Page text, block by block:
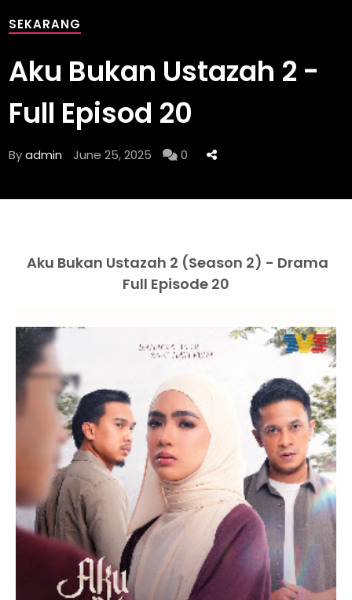
SEKARANG
Aku Bukan Ustazah 2 -
Full Episod 20
Byadmin June 25, 2025 0
Aku Bukan Ustazah 2 (Season 2) - Drama
Full Episode 20